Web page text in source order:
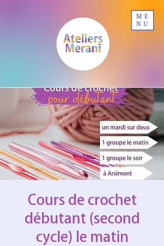
ME
NU
Cours de crochet
débutant (second
cycle) le matin